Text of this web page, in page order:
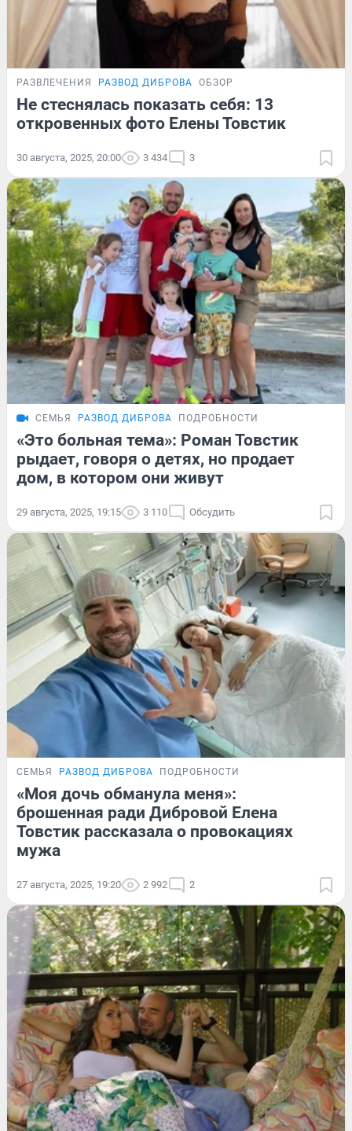
РАЗВЛЕЧЕНИЯ РАЗВОД ДИБРОВА ОБЗОР
Не стеснялась показать себя: 13
откровенных фото Елены Товстик
30 августа, 2025, 20:00 3 434 3
СЕМЬЯ РАЗВОД ДИБРОВА ПОДРОБНОСТИ
«Это больная тема»: Роман Товстик
рыдает, говоря о детях, но продает
дом, в котором они живут
29 августа, 2025, 19:15 3 110 Обсудить
СЕМЬЯ РАЗВОД ДИБРОВА ПОДРОБНОСТИ
«Моя дочь обманула меня»:
брошенная ради Дибровой Елена
Товстик рассказала о провокациях
мужа
27 августа, 2025, 19:20 2 992 2